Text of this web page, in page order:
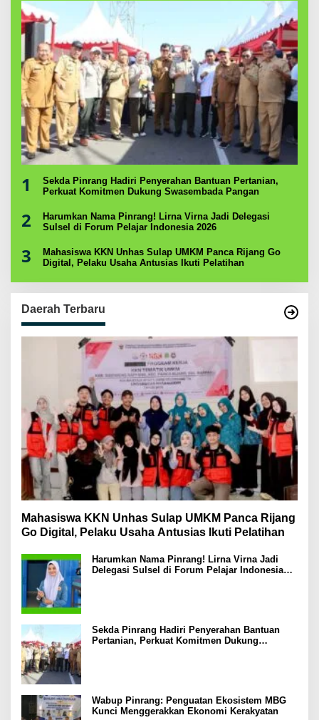
1
Sekda Pinrang Hadiri Penyerahan Bantuan Pertanian,
Perkuat Komitmen Dukung Swasembada Pangan
2
Harumkan Nama Pinrang! Lirna Virna Jadi Delegasi
Sulsel di Forum Pelajar Indonesia 2026
3
Mahasiswa KKN Unhas Sulap UMKM Panca Rijang Go
Digital, Pelaku Usaha Antusias Ikuti Pelatihan
Daerah Terbaru
Mahasiswa KKN Unhas Sulap UMKM Panca Rijang
Go Digital, Pelaku Usaha Antusias Ikuti Pelatihan
Harumkan Nama Pinrang! Lirna Virna Jadi
Delegasi Sulsel di Forum Pelajar Indonesia
Sekda Pinrang Hadiri Penyerahan Bantuan
Pertanian, Perkuat Komitmen Dukung
Wabup Pinrang: Penguatan Ekosistem MBG
Kunci Menggerakkan Ekonomi Kerakyatan